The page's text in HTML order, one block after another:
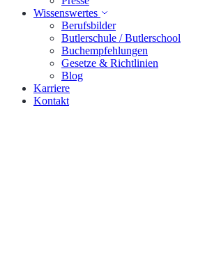
Wissenswertes
Berufsbilder
Butlerschule / Butlerschool
Buchempfehlungen
Gesetze & Richtlinien
Blog
Karriere
Kontakt